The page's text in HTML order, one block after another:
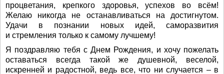
процветания, крепкого здоровья, успехов во всём!
Желаю никогда не останавливаться на достигнутом.
Удачи в познании новых идей, саморазвития
и стремления только к самому лучшему!
Я поздравляю тебя с Днем Рождения, и хочу пожелать
оставаться всегда такой же душевной, веселой,
искренней и радостной, ведь все, что ни случается – в